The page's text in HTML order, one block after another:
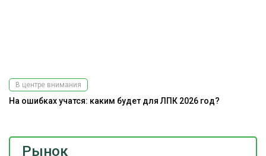
Рынок
В центре внимания
На ошибках учатся: каким будет для ЛПК 2026 год?